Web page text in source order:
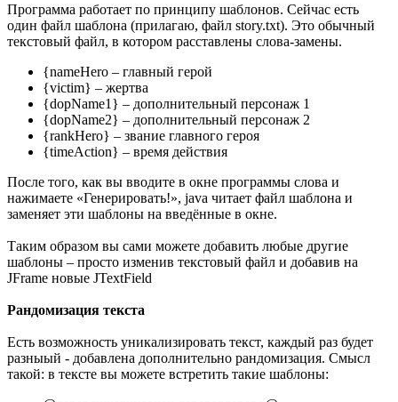
Программа работает по принципу шаблонов. Сейчас есть
один файл шаблона (прилагаю, файл story.txt). Это обычный
текстовый файл, в котором расставлены слова-замены.
{nameHero – главный герой
{victim} – жертва
{dopName1} – дополнительный персонаж 1
{dopName2} – дополнительный персонаж 2
{rankHero} – звание главного героя
{timeAction} – время действия
После того, как вы вводите в окне программы слова и
нажимаете «Генерировать!», java читает файл шаблона и
заменяет эти шаблоны на введённые в окне.
Таким образом вы сами можете добавить любые другие
шаблоны – просто изменив текстовый файл и добавив на
JFrame новые JTextField
Рандомизация текста
Есть возможность уникализировать текст, каждый раз будет
разныый - добавлена дополнительно рандомизация. Смысл
такой: в тексте вы можете встретить такие шаблоны: